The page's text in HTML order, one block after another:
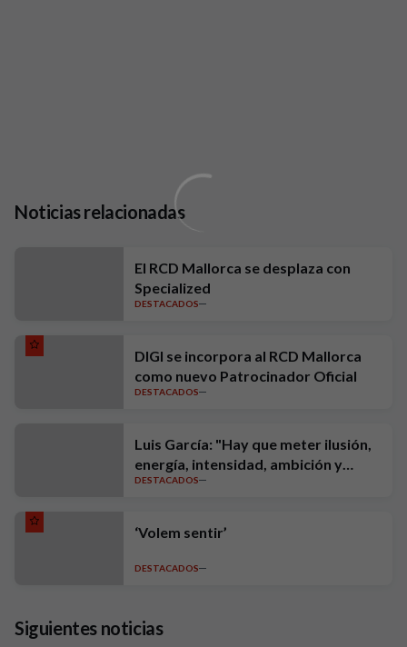
Noticias relacionadas
El RCD Mallorca se desplaza con
Specialized
DESTACADOS
DIGI se incorpora al RCD Mallorca
como nuevo Patrocinador Oficial
DESTACADOS
Luis García: "Hay que meter ilusión,
energía, intensidad, ambición y
exigencia"
DESTACADOS
‘Volem sentir’
DESTACADOS
Siguientes noticias